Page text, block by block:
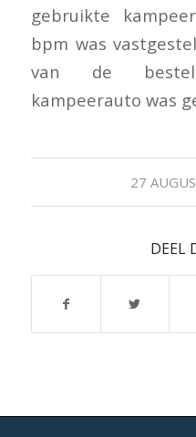
gebruikte
bpm was
van de
kampeerauto was
27
DEEL